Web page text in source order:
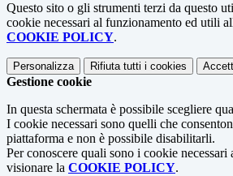
Questo sito o gli strumenti terzi da questo
cookie necessari al funzionamento ed utili
COOKIE POLICY.
Personalizza Rifiuta tutti i cookies
Gestione cookie
In questa schermata è possibile scegliere
I cookie necessari sono quelli che
piattaforma e non è possibile disabilitarli.
Per conoscere quali sono i cookie
visionare la COOKIE POLICY.